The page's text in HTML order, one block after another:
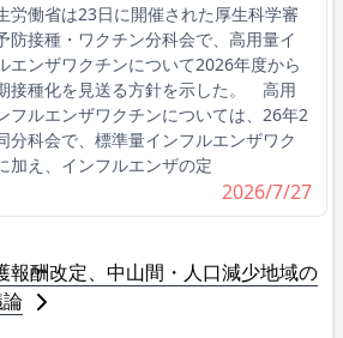
労働省は23日に開催された厚生科学審
防接種・ワクチン分科会で、高用量イ
エンザワクチンについて2026年度から
接種化を見送る方針を示した。 高用
フルエンザワクチンについては、26年2
分科会で、標準量インフルエンザワク
加え、インフルエンザの定
2026/7/27
報酬改定、中山間・人口減少地域の